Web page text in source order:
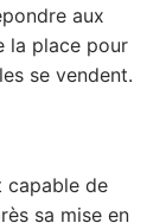
aux
la place pour
se vendent.
capable de
sa mise en